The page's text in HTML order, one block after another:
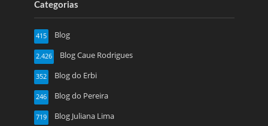
Categorias
Blog
415
Blog Caue Rodrigues
2.426
Blog do Erbi
352
Blog do Pereira
246
Blog Juliana Lima
719